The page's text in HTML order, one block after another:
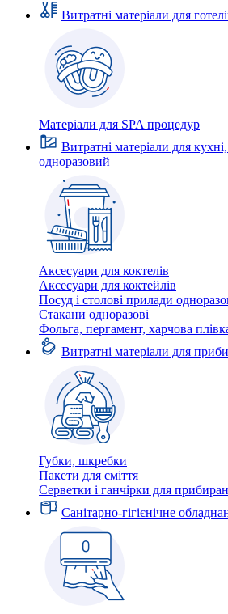
Витратні матеріали для
Матеріали для SPA процедур
Витратні матеріали для
одноразовий
Аксесуари для коктелів
Аксесуари для коктейлів
Посуд і столові прилади
Стакани одноразові
Фольга, пергамент, харчова
Витратні матеріали для
Губки, шкребки
Пакети для сміття
Серветки і ганчірки для
Санітарно-гігієнічне